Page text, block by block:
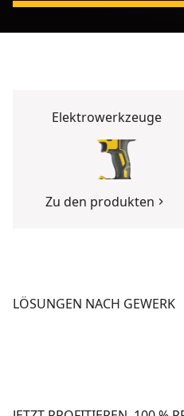
Elektrowerkzeuge
Zu den produkten
LÖSUNGEN NACH GEWERK